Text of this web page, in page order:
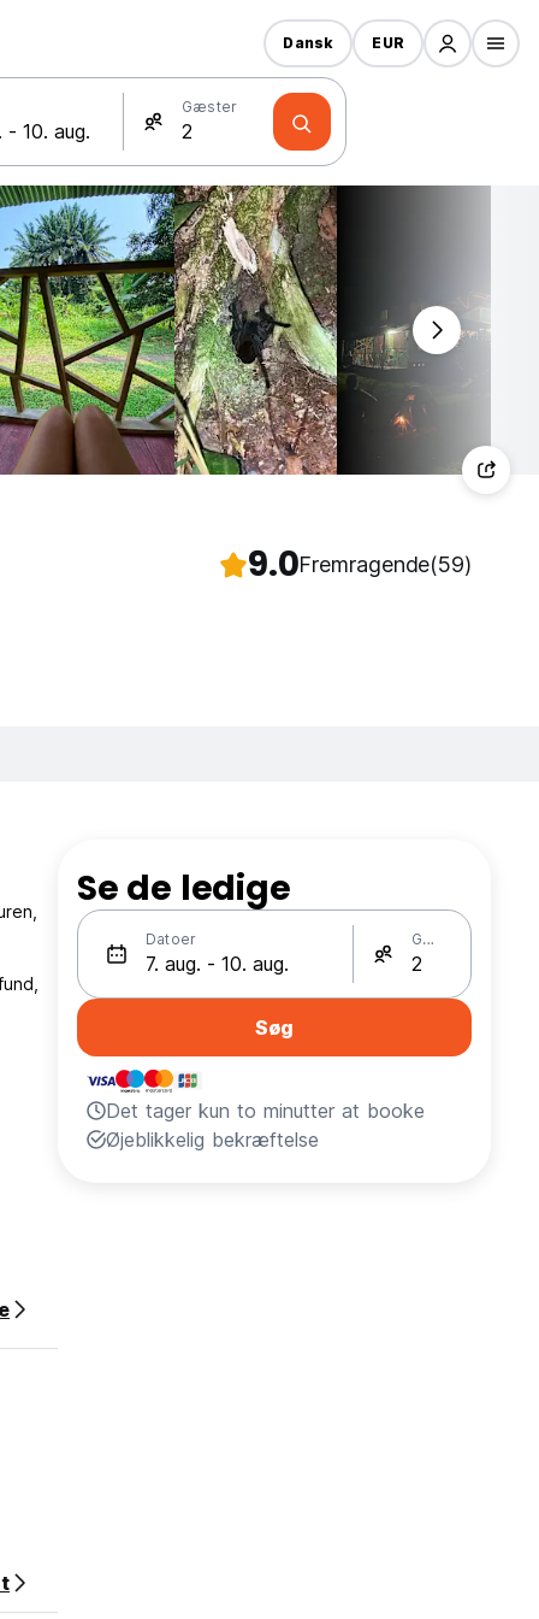
Gæster
Dansk EUR
9.0Fremragende(59)
Se de ledige
Datoer Gæster
Søg
Det tager kun to minutter at booke
Øjeblikkelig bekræftelse